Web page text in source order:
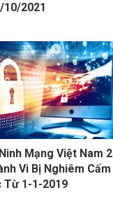
10/2021
Mạng Việt Nam
Vi Bị Nghiêm Cấm
Từ 1-1-2019